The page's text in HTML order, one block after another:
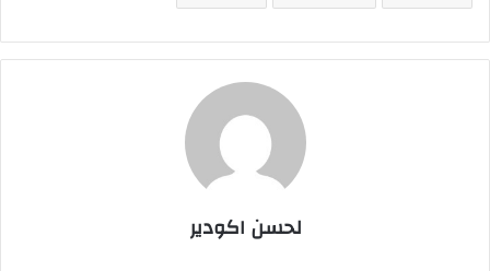
لحسن اكودير